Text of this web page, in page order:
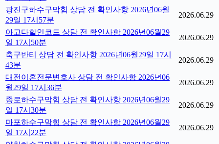
광진구하수구막힘 상담 전 확인사항 2026년06월
29일 17시57분
2026.06.29
아고다할인코드 상담 전 확인사항 2026년06월29
일 17시50분
2026.06.29
축구반티 상담 전 확인사항 2026년06월29일 17시
43분
2026.06.29
대전이혼전문변호사 상담 전 확인사항 2026년06
월29일 17시36분
2026.06.29
종로하수구막힘 상담 전 확인사항 2026년06월29
일 17시30분
2026.06.29
마포하수구막힘 상담 전 확인사항 2026년06월29
일 17시22분
2026.06.29